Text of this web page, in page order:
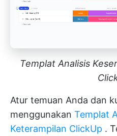
Templat Analisis
Atur temuan Anda dan
menggunakan Templat
Keterampilan ClickUp .